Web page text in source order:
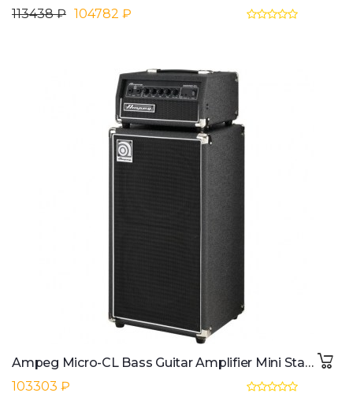
113438 ₽ 104782 ₽
Ampeg Micro-CL Bass Guitar Amplifier Mini Stack
103303 ₽